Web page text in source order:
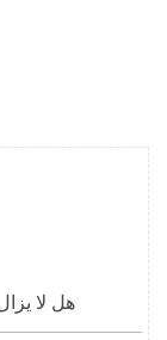
هل لا